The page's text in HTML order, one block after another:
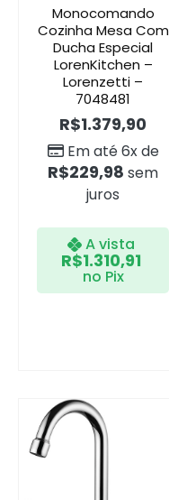
Monocomando
Cozinha Mesa Com
Ducha Especial
LorenKitchen –
Lorenzetti –
7048481
R$1.379,90
Em até 6x de
R$229,98 sem
juros
A vista
R$1.310,91
no Pix